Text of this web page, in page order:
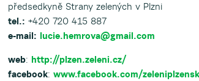
předsedkyně Strany zelených v Plzni
tel.: +420 720 415 887
e-mail: lucie.hemrova@gmail.com
web: http://plzen.zeleni.cz/
facebook: www.facebook.com/